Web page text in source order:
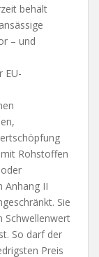
behält
– und
EU-
Rohstoffen
Anhang II
Sie
Schwellenwert
So darf der
Preis